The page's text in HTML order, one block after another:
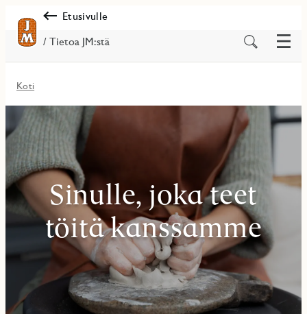
Etusivulle
/ Tietoa JM:stä
Etsi
Koti
Sinulle, joka teet
töitä kanssamme